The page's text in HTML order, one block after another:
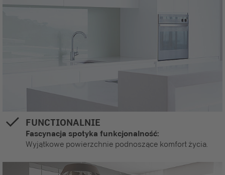
FUNCTIONALNIE
Fascynacja spotyka funkcjonalność:
Wyjątkowe powierzchnie podnoszące komfort życia.